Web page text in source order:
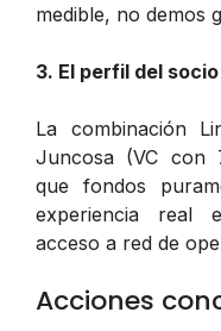
medible, no demos
3. El perfil del
La combinación
Juncosa (VC con
que fondos
experiencia real
acceso a red de
Acciones